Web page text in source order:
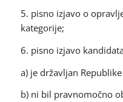
5. pisno izjavo o
kategorije;
6. pisno izjavo
a) je državljan
b) ni bil pravnomočno